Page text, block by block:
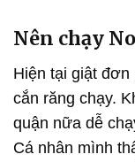
Nên chạy
Hiện tại giật
cắn răng chạy.
quận nữa dễ
Cá nhân mình